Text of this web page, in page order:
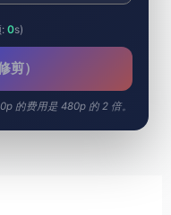
0s)
剪）
的费用是 480p 的 2 倍。